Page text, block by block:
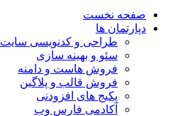
صفحه نخست
دپارتمان ها
طراحی و کدنویسی سایت
سئو و بهینه سازی
فروش هاست و دامنه
فروش قالب و پلاگین
پکیج های افزودنی
آکادمی فارس وب